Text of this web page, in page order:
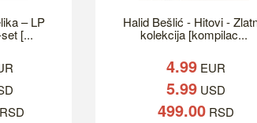
– LP
[...
RSD
Halid Bešlić - Hitovi -
kolekcija [kompilac...
4.99 EUR
5.99 USD
499.00 RSD